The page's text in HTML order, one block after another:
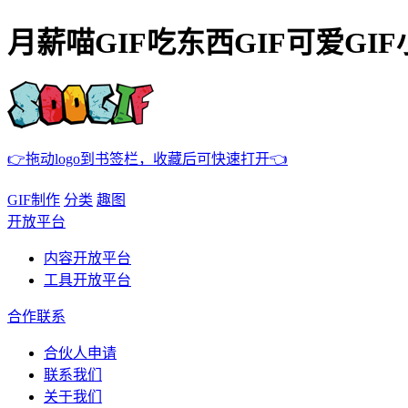
月薪喵GIF吃东西GIF可爱GIF
👉拖动logo到书签栏，收藏后可快速打开👈
GIF制作 分类 趣图
开放平台
内容开放平台
工具开放平台
合作联系
合伙人申请
联系我们
关于我们